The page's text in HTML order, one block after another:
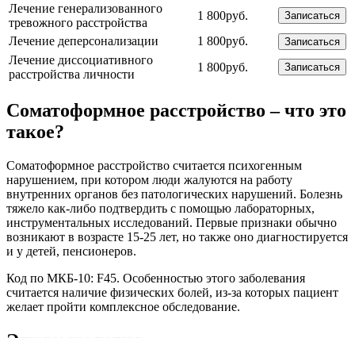
Лечение генерализованного
тревожного расстройства
1 800руб. Записаться
Лечение деперсонализации 1 800руб. Записаться
Лечение диссоциативного
расстройства личности
1 800руб. Записаться
Соматоформное расстройство – что это
такое?
Соматоформное расстройство считается психогенным
нарушением, при котором люди жалуются на работу
внутренних органов без патологических нарушений. Болезнь
тяжело как-либо подтвердить с помощью лабораторных,
инструментальных исследований. Первые признаки обычно
возникают в возрасте 15-25 лет, но также оно диагностируется
и у детей, пенсионеров.
Код по МКБ-10: F45. Особенностью этого заболевания
считается наличие физических болей, из-за которых пациент
желает пройти комплексное обследование.